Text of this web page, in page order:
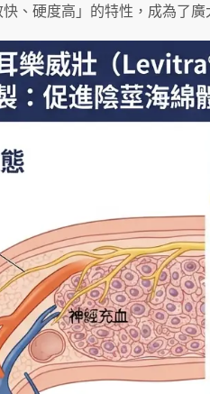
快、硬度高」的特性，成為了